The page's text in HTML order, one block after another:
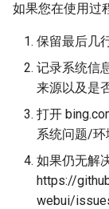
搜
声明
贡献指南
安装时间过长
低显存显卡/
Python 版本
虚拟环境
实战指南
Hypernetwork
DreamBooth 训
如果您在使用过
保留最后几
记录系统信
来源以及是
打开
系统问题/环
如果仍无解
https://
webui/